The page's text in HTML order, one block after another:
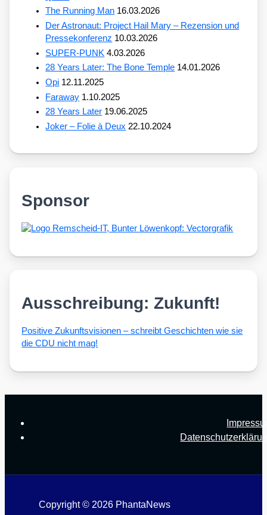
The Running Man 16.03.2026
Der Astronaut: Project Hail Mary – Rezension und
Pressekonferenz 10.03.2026
SUPER-PUNK 4.03.2026
28 Years Later: The Bone Temple 14.01.2026
Opi 12.11.2025
Faraway 1.10.2025
28 Years Later 19.06.2025
Joker – Folie à Deux 22.10.2024
Sponsor
Ausschreibung: Zukunft!
Posi­ti­ve Zukunfts­vi­sio­nen – schreibt Geschich­ten wie sie
die CDU nicht mag!
Copyright © 2026 PhantaNews